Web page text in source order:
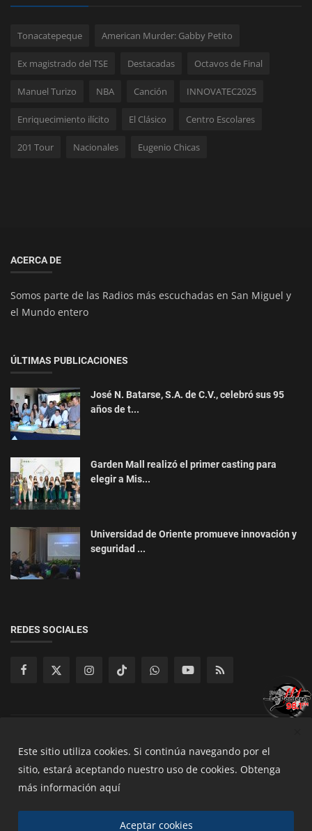
Tonacatepeque American Murder: Gabby Petito
Ex magistrado del TSE Destacadas Octavos de Final
Manuel Turizo NBA Canción INNOVATEC2025
Enriquecimiento ilícito El Clásico Centro Escolares
201 Tour Nacionales Eugenio Chicas
ACERCA DE
Somos parte de las Radios más escuchadas en San Miguel y
el Mundo entero
ÚLTIMAS PUBLICACIONES
José N. Batarse, S.A. de C.V., celebró sus 95
años de t...
Garden Mall realizó el primer casting para
elegir a Mis...
Universidad de Oriente promueve innovación y
seguridad ...
REDES SOCIALES
Copyright 2025 Radios de San Mguel - All Rights Reserved.
Terminos y Condiciones
Políticas de Privacidad
Políticas de cookies
Este sitio utiliza cookies. Si continúa navegando por el
sitio, estará aceptando nuestro uso de cookies. Obtenga
más información aquí
Aceptar cookies